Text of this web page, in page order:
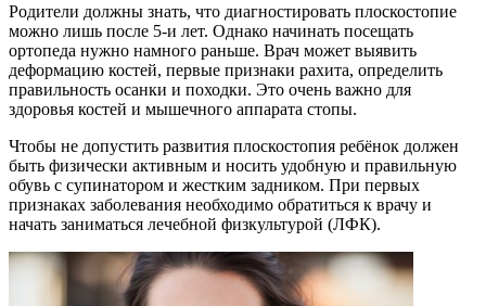
Родители должны знать, что диагностировать плоскостопие
можно лишь после 5-и лет. Однако начинать посещать
ортопеда нужно намного раньше. Врач может выявить
деформацию костей, первые признаки рахита, определить
правильность осанки и походки. Это очень важно для
здоровья костей и мышечного аппарата стопы.
Чтобы не допустить развития плоскостопия ребёнок должен
быть физически активным и носить удобную и правильную
обувь с супинатором и жестким задником. При первых
признаках заболевания необходимо обратиться к врачу и
начать заниматься лечебной физкультурой (ЛФК).